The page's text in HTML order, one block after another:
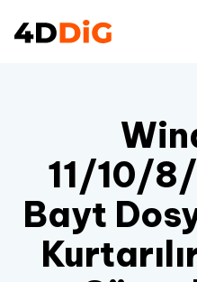
11/10/8/
Bayt